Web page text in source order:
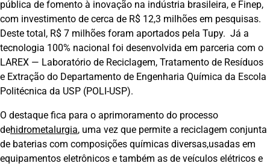
pública de fomento à inovação na indústria brasileira, e Finep,
com investimento de cerca de R$ 12,3 milhões em pesquisas.
Deste total, R$ 7 milhões foram aportados pela Tupy. Já a
tecnologia 100% nacional foi desenvolvida em parceria com o
LAREX — Laboratório de Reciclagem, Tratamento de Resíduos
e Extração do Departamento de Engenharia Química da Escola
Politécnica da USP (POLI-USP).
O destaque fica para o aprimoramento do processo
dehidrometalurgia, uma vez que permite a reciclagem conjunta
de baterias com composições químicas diversas,usadas em
equipamentos eletrônicos e também as de veículos elétricos e